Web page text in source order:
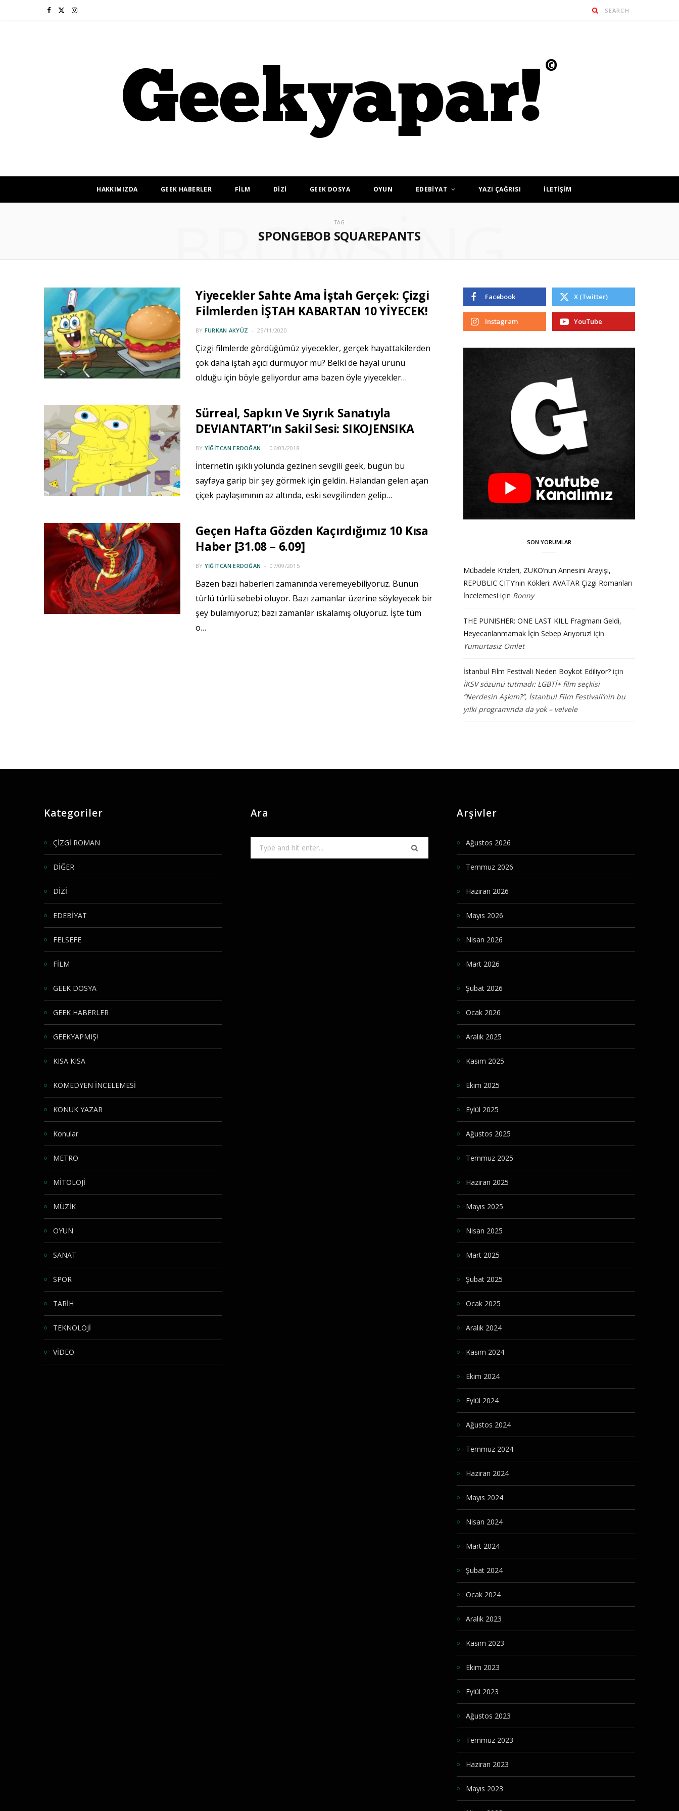
F I
HAKKIMIZDA GEEK HABERLER FİLM DİZİ GEEK DOSYA OYUN EDEBİYAT YAZI ÇAĞRISI İLETİŞİM
TAG
SPONGEBOB SQUAREPANTS
BROWSING
Yiyecekler Sahte Ama İştah Gerçek: Çizgi
Filmlerden İŞTAH KABARTAN 10 YİYECEK!
BY FURKAN AKYÜZ 25/11/2020
Çizgi filmlerde gördüğümüz yiyecekler, gerçek hayattakilerden
çok daha iştah açıcı durmuyor mu? Belki de hayal ürünü
olduğu için böyle geliyordur ama bazen öyle yiyecekler…
Sürreal, Sapkın Ve Sıyrık Sanatıyla
DEVIANTART’ın Sakil Sesi: SIKOJENSIKA
BY YIĞITCAN ERDOĞAN 06/03/2018
İnternetin ışıklı yolunda gezinen sevgili geek, bugün bu
sayfaya garip bir şey görmek için geldin. Halandan gelen açan
çiçek paylaşımının az altında, eski sevgilinden gelip…
Geçen Hafta Gözden Kaçırdığımız 10 Kısa
Haber [31.08 – 6.09]
BY YIĞITCAN ERDOĞAN 07/09/2015
Bazen bazı haberleri zamanında veremeyebiliyoruz. Bunun
türlü türlü sebebi oluyor. Bazı zamanlar üzerine söyleyecek bir
şey bulamıyoruz; bazı zamanlar ıskalamış oluyoruz. İşte tüm
o…
Facebook X (Twitter)
Instagram YouTube
SON YORUMLAR
Mübadele Krizleri, ZUKO’nun Annesini Arayışı,
REPUBLIC CITY’nin Kökleri: AVATAR Çizgi Romanları
İncelemesi için Ronny
THE PUNISHER: ONE LAST KILL Fragmanı Geldi,
Heyecanlanmamak İçin Sebep Arıyoruz! için
Yumurtasız Omlet
İstanbul Film Festivali Neden Boykot Ediliyor? için
İKSV sözünü tutmadı: LGBTİ+ film seçkisi
“Nerdesin Aşkım?”, İstanbul Film Festivali’nin bu
yılki programında da yok – velvele
Kategoriler
ÇİZGİ ROMAN
DİĞER
DİZİ
EDEBİYAT
FELSEFE
FİLM
GEEK DOSYA
GEEK HABERLER
GEEKYAPMIŞ!
KISA KISA
KOMEDYEN İNCELEMESİ
KONUK YAZAR
Konular
METRO
MİTOLOJİ
MÜZİK
OYUN
SANAT
SPOR
TARİH
TEKNOLOJİ
VİDEO
Ara
for:
Arşivler
Ağustos 2026
Temmuz 2026
Haziran 2026
Mayıs 2026
Nisan 2026
Mart 2026
Şubat 2026
Ocak 2026
Aralık 2025
Kasım 2025
Ekim 2025
Eylül 2025
Ağustos 2025
Temmuz 2025
Haziran 2025
Mayıs 2025
Nisan 2025
Mart 2025
Şubat 2025
Ocak 2025
Aralık 2024
Kasım 2024
Ekim 2024
Eylül 2024
Ağustos 2024
Temmuz 2024
Haziran 2024
Mayıs 2024
Nisan 2024
Mart 2024
Şubat 2024
Ocak 2024
Aralık 2023
Kasım 2023
Ekim 2023
Eylül 2023
Ağustos 2023
Temmuz 2023
Haziran 2023
Mayıs 2023